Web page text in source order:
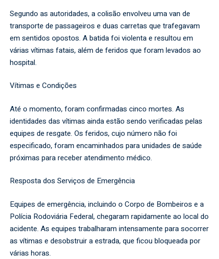
Segundo as autoridades, a colisão envolveu uma van de
transporte de passageiros e duas carretas que trafegavam
em sentidos opostos. A batida foi violenta e resultou em
várias vítimas fatais, além de feridos que foram levados ao
hospital.
Vítimas e Condições
Até o momento, foram confirmadas cinco mortes. As
identidades das vítimas ainda estão sendo verificadas pelas
equipes de resgate. Os feridos, cujo número não foi
especificado, foram encaminhados para unidades de saúde
próximas para receber atendimento médico.
Resposta dos Serviços de Emergência
Equipes de emergência, incluindo o Corpo de Bombeiros e a
Polícia Rodoviária Federal, chegaram rapidamente ao local do
acidente. As equipes trabalharam intensamente para socorrer
as vítimas e desobstruir a estrada, que ficou bloqueada por
várias horas.